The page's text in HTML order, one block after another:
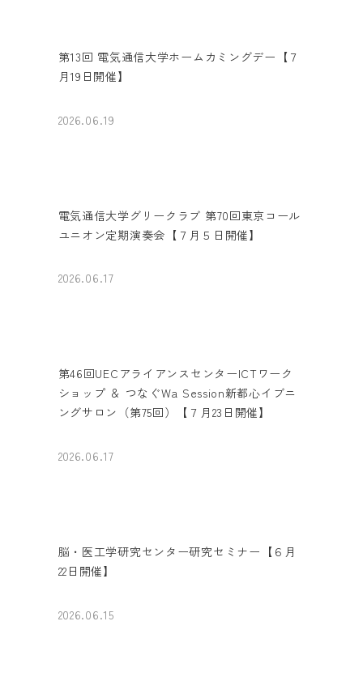
第13回 電気通信大学ホームカミングデー【７
月19日開催】
2026.06.19
電気通信大学グリークラブ 第70回東京コール
ユニオン定期演奏会【７月５日開催】
2026.06.17
第46回UECアライアンスセンターICTワーク
ショップ ＆ つなぐWa Session新都心イブニ
ングサロン（第75回）【７月23日開催】
2026.06.17
脳・医工学研究センター研究セミナー【６月
22日開催】
2026.06.15